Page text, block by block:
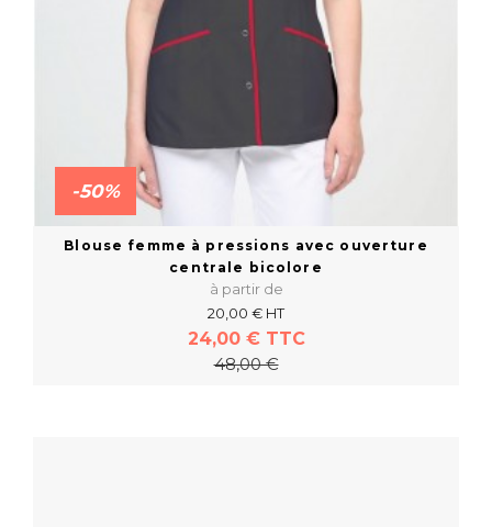
-50%
Blouse femme à pressions avec ouverture
centrale bicolore
à partir de
20,00 € HT
24,00 € TTC
48,00 €